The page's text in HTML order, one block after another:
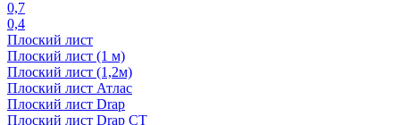
0,7
0,4
Плоский лист
Плоский лист (1 м)
Плоский лист (1,2м)
Плоский лист Атлас
Плоский лист Drap
Плоский лист Drap СТ